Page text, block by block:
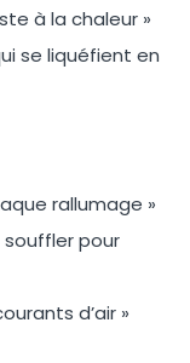
à la chaleur »
se liquéfient en
rallumage »
pour
d’air »